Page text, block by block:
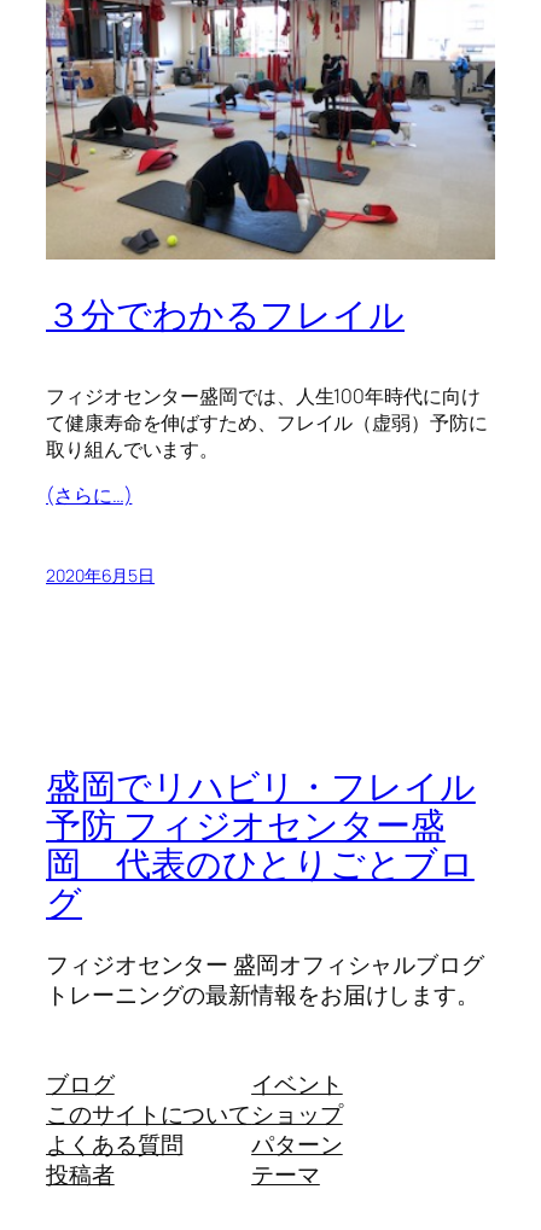
３分でわかるフレイル
フィジオセンター盛岡では、人生100年時代に向け
て健康寿命を伸ばすため、フレイル（虚弱）予防に
取り組んでいます。
(さらに…)
2020年6月5日
盛岡でリハビリ・フレイル
予防 フィジオセンター盛
岡 代表のひとりごとブロ
グ
フィジオセンター 盛岡オフィシャルブログ
トレーニングの最新情報をお届けします。
ブログ
このサイトについて
よくある質問
投稿者
イベント
ショップ
パターン
テーマ